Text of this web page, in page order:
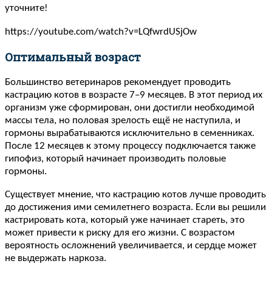
уточните!
https://youtube.com/watch?v=LQfwrdUSjOw
Оптимальный возраст
Большинство ветеринаров рекомендует проводить
кастрацию котов в возрасте 7–9 месяцев. В этот период их
организм уже сформирован, они достигли необходимой
массы тела, но половая зрелость ещё не наступила, и
гормоны вырабатываются исключительно в семенниках.
После 12 месяцев к этому процессу подключается также
гипофиз, который начинает производить половые
гормоны.
Существует мнение, что кастрацию котов лучше проводить
до достижения ими семилетнего возраста. Если вы решили
кастрировать кота, который уже начинает стареть, это
может привести к риску для его жизни. С возрастом
вероятность осложнений увеличивается, и сердце может
не выдержать наркоза.